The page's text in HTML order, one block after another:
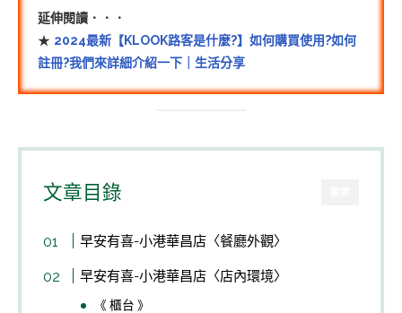
延伸閱讀．．．
★ 2024最新【KLOOK路客是什麼?】如何購買使用?如何
註冊?我們來詳細介紹一下｜生活分享
文章目錄
早安有喜-小港華昌店〈餐廳外觀〉
早安有喜-小港華昌店〈店內環境〉
《 櫃台 》